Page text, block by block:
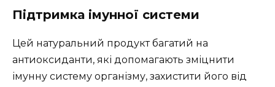
Підтримка імунної системи
Цей натуральний продукт багатий на
антиоксиданти, які допомагають зміцнити
імунну систему організму, захистити його від